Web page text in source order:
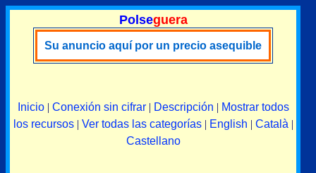
Polseguera
Su anuncio aquí por un precio asequible
Inicio| Conexión sin cifrar| Descripción | Mostrar todos
los recursos| Ver todas las categorías| English | Català |
Castellano